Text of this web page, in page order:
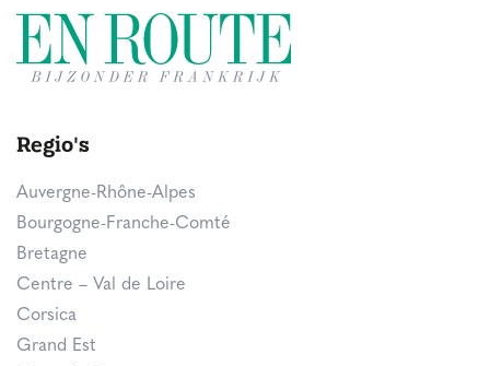
Regio's
Auvergne-Rhône-Alpes
Bourgogne-Franche-Comté
Bretagne
Centre – Val de Loire
Corsica
Grand Est